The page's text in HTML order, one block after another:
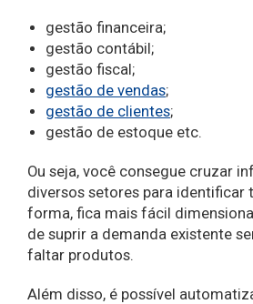
gestão financeira;
gestão contábil;
gestão fiscal;
gestão de vendas;
gestão de clientes;
gestão de estoque etc.
Ou seja, você consegue cruzar
diversos setores para identificar
forma, fica mais fácil
de suprir a demanda existente
faltar produtos.
Além disso, é possível